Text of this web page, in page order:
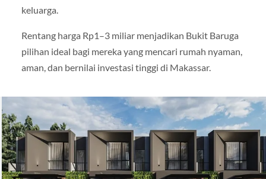
keluarga.
Rentang harga Rp1–3 miliar menjadikan Bukit Baruga
pilihan ideal bagi mereka yang mencari rumah nyaman,
aman, dan bernilai investasi tinggi di Makassar.